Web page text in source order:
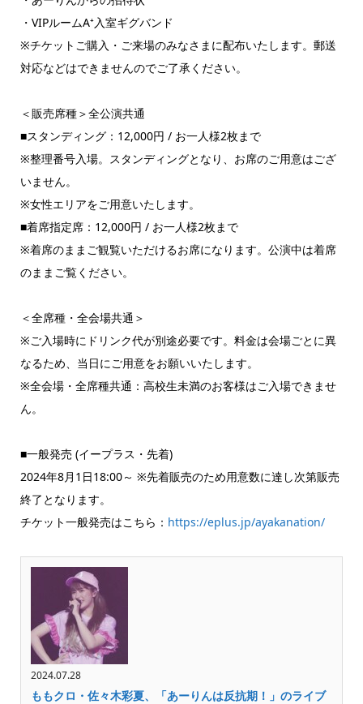
・VIPルームA⁺入室ギグバンド
※チケットご購入・ご来場のみなさまに配布いたします。郵送
対応などはできませんのでご了承ください。
＜販売席種＞全公演共通
■スタンディング：12,000円 / お一人様2枚まで
※整理番号入場。スタンディングとなり、お席のご用意はござ
いません。
※女性エリアをご用意いたします。
■着席指定席：12,000円 / お一人様2枚まで
※着席のままご観覧いただけるお席になります。公演中は着席
のままご覧ください。
＜全席種・全会場共通＞
※ご入場時にドリンク代が別途必要です。料金は会場ごとに異
なるため、当日にご用意をお願いいたします。
※全会場・全席種共通：高校生未満のお客様はご入場できませ
ん。
■一般発売 (イープラス・先着)
2024年8月1日18:00～ ※先着販売のため用意数に達し次第販売
終了となります。
チケット一般発売はこちら： https://eplus.jp/ayakanation/
2024.07.28
ももクロ・佐々木彩夏、「あーりんは反抗期！」のライブ